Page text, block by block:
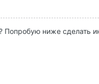
Попробую ниже сделать